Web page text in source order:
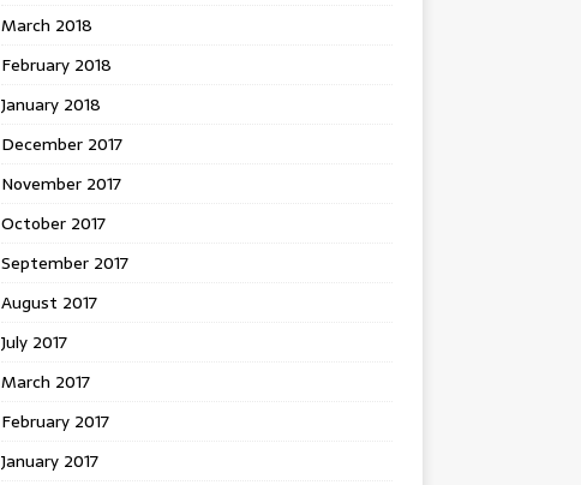
March 2018
February 2018
January 2018
December 2017
November 2017
October 2017
September 2017
August 2017
July 2017
March 2017
February 2017
January 2017